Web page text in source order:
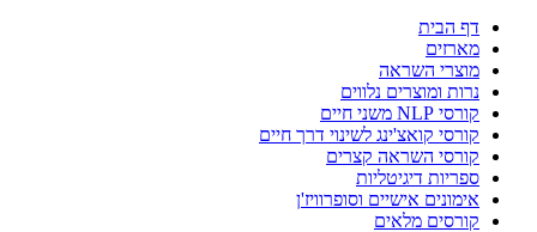
דף הבית
מארזים
מוצרי השראה
נרות ומוצרים נלווים
קורסי NLP משני חיים
קורסי קואצ'ינג לשינוי דרך חיים
קורסי השראה קצרים
ספריות דיגיטליות
אימונים אישיים וסופרוויז'ן
קורסים מלאים